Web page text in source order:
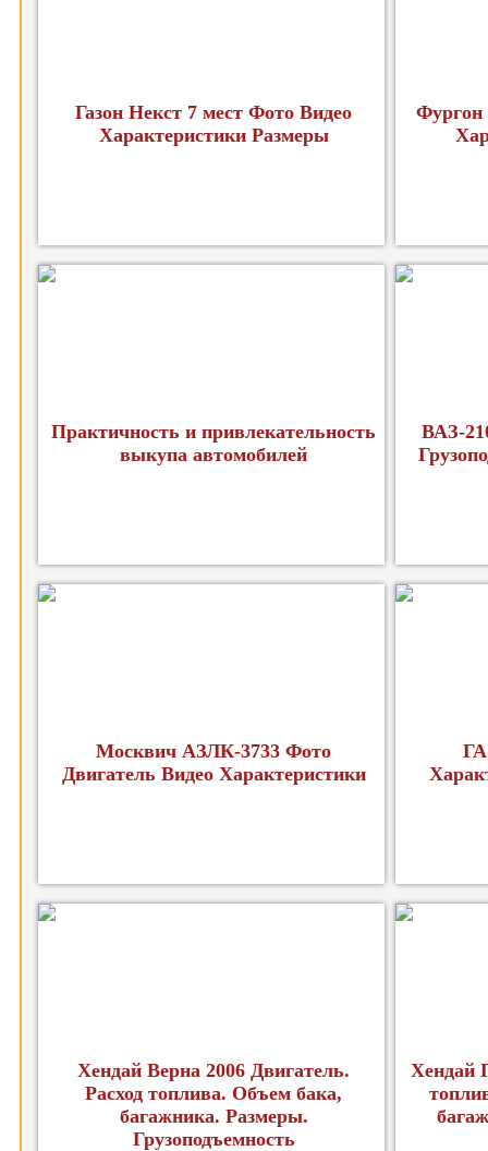
Газон Некст 7 мест Фото Видео
Характеристики Размеры
Фургон
Практичность и привлекательность
выкупа автомобилей
ВАЗ-
Москвич АЗЛК-3733 Фото
Двигатель Видео Характеристики
Хендай Верна 2006 Двигатель.
Расход топлива. Объем бака,
багажника. Размеры.
Грузоподъемность
Хендай